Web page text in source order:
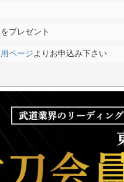
プレゼント
ページよりお申込み下さい